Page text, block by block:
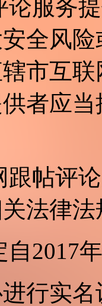
论服务
全风
市互
者应
跟帖评
法律
2017
行实名